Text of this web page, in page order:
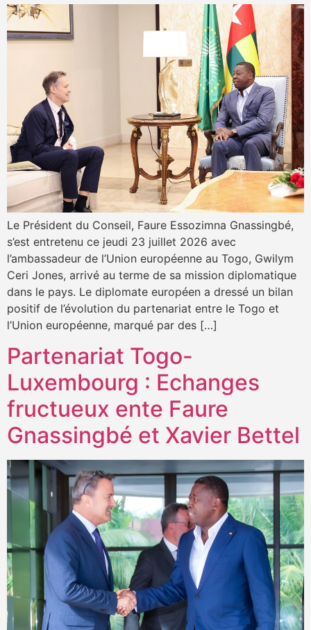
Le Président du Conseil, Faure Essozimna Gnassingbé,
s’est entretenu ce jeudi 23 juillet 2026 avec
l’ambassadeur de l’Union européenne au Togo, Gwilym
Ceri Jones, arrivé au terme de sa mission diplomatique
dans le pays. Le diplomate européen a dressé un bilan
positif de l’évolution du partenariat entre le Togo et
l’Union européenne, marqué par des […]
Partenariat Togo-
Luxembourg : Echanges
fructueux ente Faure
Gnassingbé et Xavier Bettel